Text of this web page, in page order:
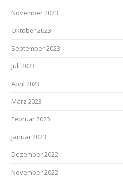
November 2023
Oktober 2023
September 2023
Juli 2023
April 2023
März 2023
Februar 2023
Januar 2023
Dezember 2022
November 2022